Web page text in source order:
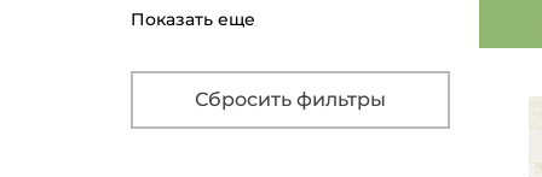
Показать еще
Сбросить фильтры